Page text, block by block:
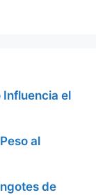
el
al
de